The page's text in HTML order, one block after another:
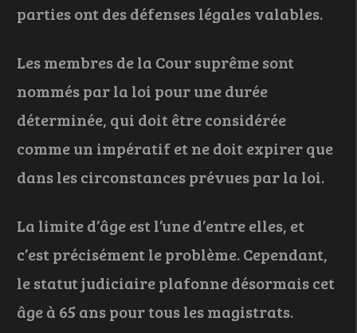
parties ont des défenses légales valables.
Les membres de la Cour suprême sont
nommés par la loi pour une durée
déterminée, qui doit être considérée
comme un impératif et ne doit expirer que
dans les circonstances prévues par la loi.
La limite d’âge est l’une d’entre elles, et
c’est précisément le problème. Cependant,
le statut judiciaire plafonne désormais cet
âge à 65 ans pour tous les magistrats.